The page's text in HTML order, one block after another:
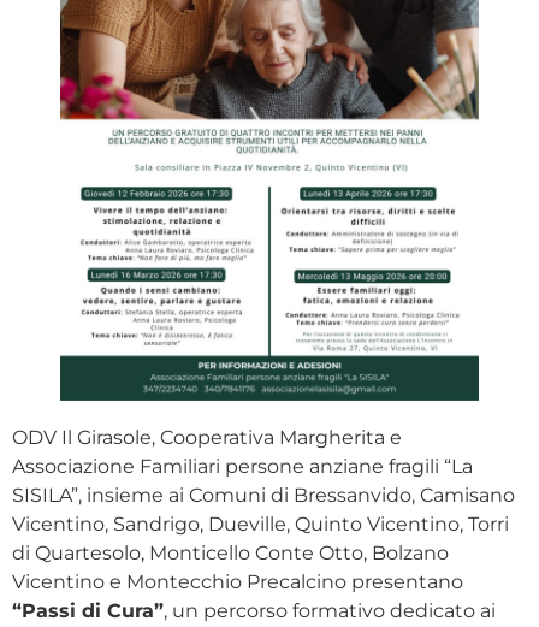
ODV Il Girasole, Cooperativa Margherita e
Associazione Familiari persone anziane fragili “La
SISILA”, insieme ai Comuni di Bressanvido, Camisano
Vicentino, Sandrigo, Dueville, Quinto Vicentino, Torri
di Quartesolo, Monticello Conte Otto, Bolzano
Vicentino e Montecchio Precalcino presentano
“Passi di Cura”, un percorso formativo dedicato ai